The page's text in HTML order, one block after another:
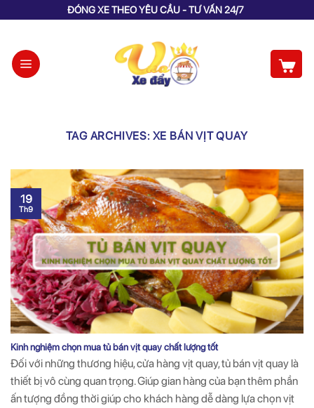
ĐÓNG XE THEO YÊU CẦU - TƯ VẤN 24/7
TAG ARCHIVES: XE BÁN VỊT QUAY
Kinh nghiệm chọn mua tủ bán vịt quay chất lượng tốt
Đối với những thương hiệu, cửa hàng vịt quay, tủ bán vịt quay là
thiết bị vô cùng quan trọng. Giúp gian hàng của bạn thêm phần
ấn tượng đồng thời giúp cho khách hàng dễ dàng lựa chọn vịt
19
Th9